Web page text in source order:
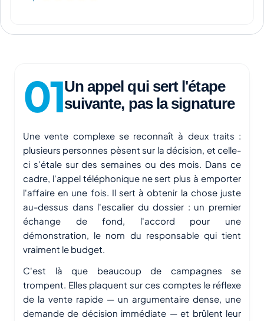
Un appel qui sert l'étape
suivante, pas la signature
Une vente complexe se reconnaît à deux traits :
plusieurs personnes pèsent sur la décision, et celle-
ci s'étale sur des semaines ou des mois. Dans ce
cadre, l'appel téléphonique ne sert plus à emporter
l'affaire en une fois. Il sert à obtenir la chose juste
au-dessus dans l'escalier du dossier : un premier
échange de fond, l'accord pour une
démonstration, le nom du responsable qui tient
vraiment le budget.
C'est là que beaucoup de campagnes se
trompent. Elles plaquent sur ces comptes le réflexe
de la vente rapide — un argumentaire dense, une
demande de décision immédiate — et brûlent leur